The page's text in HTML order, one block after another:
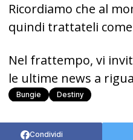
Ricordiamo che al
quindi trattateli
Nel frattempo, vi
le ultime news a
Bungie Destiny
Condividi